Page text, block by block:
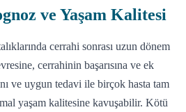
ve Yaşam Kalitesi
cerrahi sonrası uzun dönem
cerrahinin başarısına ve ek
ve uygun tedavi ile birçok hasta tam
yaşam kalitesine kavuşabilir. Kötü